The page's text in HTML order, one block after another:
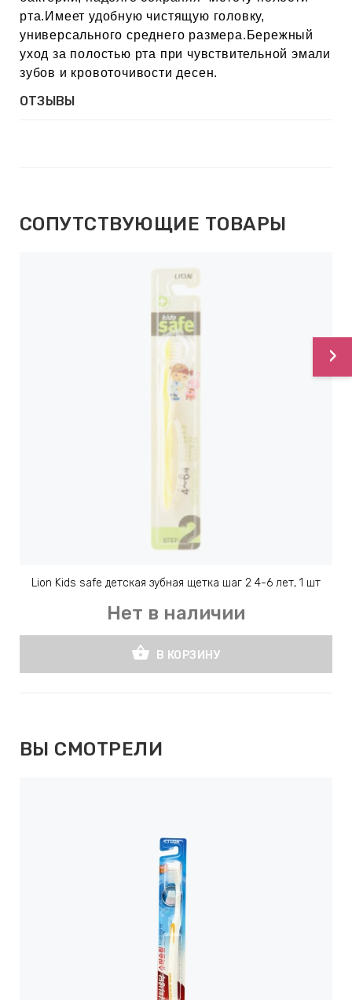
рта.Имеет удобную чистящую головку,
универсального среднего размера.Бережный
уход за полостью рта при чувствительной эмали
зубов и кровоточивости десен.
ОТЗЫВЫ
СОПУТСТВУЮЩИЕ ТОВАРЫ
Lion Kids safe детская зубная щетка шаг 2 4-6 лет, 1 шт
Нет в наличии
shopping_basket В КОРЗИНУ
›
ВЫ СМОТРЕЛИ